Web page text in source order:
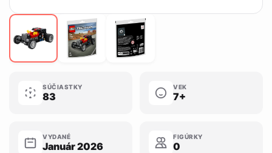
SÚČIASTKY
83
VEK
7+
VYDANÉ
Január 2026
FIGÚRKY
0